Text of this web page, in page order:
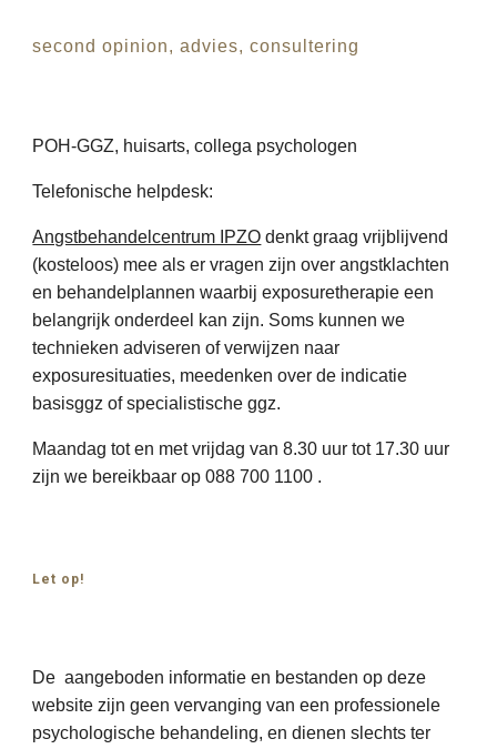
second opinion, advies, consultering
POH-GGZ, huisarts, collega psychologen
Telefonische helpdesk:
Angstbehandelcentrum IPZO denkt graag vrijblijvend
(kosteloos) mee als er vragen zijn over angstklachten
en behandelplannen waarbij exposuretherapie een
belangrijk onderdeel kan zijn. Soms kunnen we
technieken adviseren of verwijzen naar
exposuresituaties, meedenken over de indicatie
basisggz of specialistische ggz.
Maandag tot en met vrijdag van 8.30 uur tot 17.30 uur
zijn we bereikbaar op 088 700 1100 .
Let op!
De aangeboden informatie en bestanden op deze
website zijn geen vervanging van een professionele
psychologische behandeling, en dienen slechts ter